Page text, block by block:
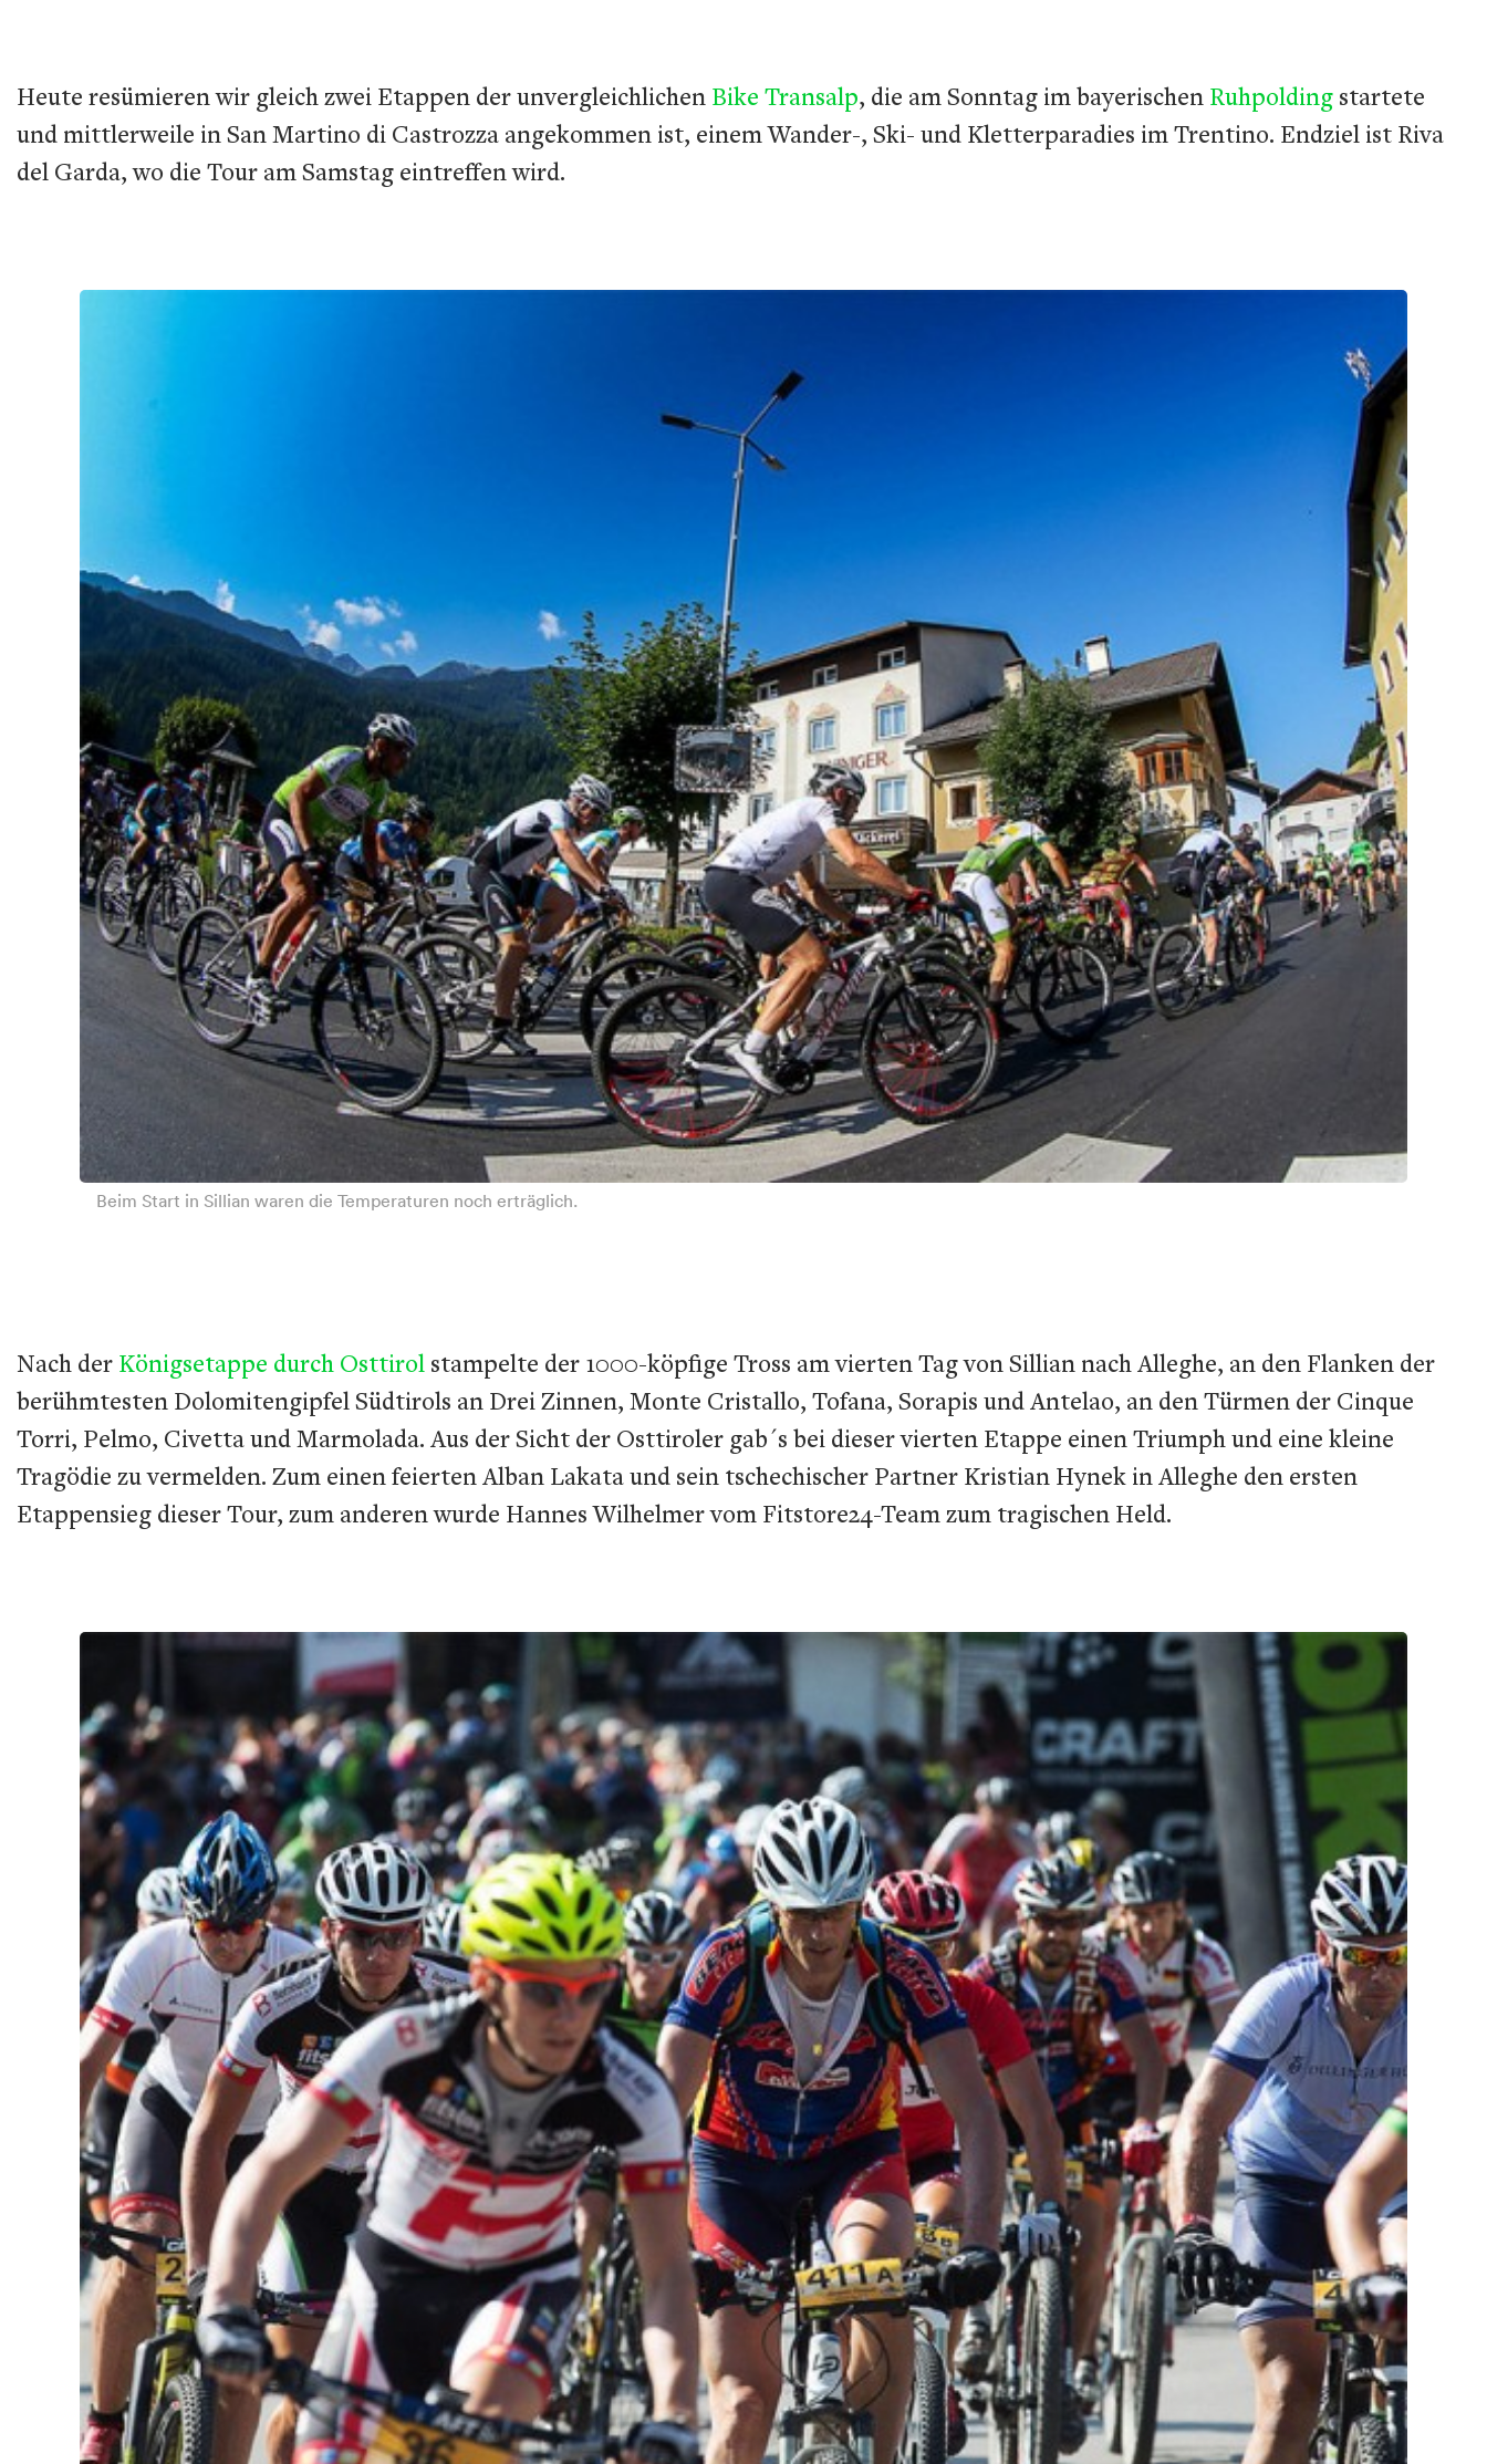
Heute resümieren wir gleich zwei Etappen der unvergleichlichen Bike Transalp, die am Sonntag im bayerischen Ruhpolding startete
und mittlerweile in San Martino di Castrozza angekommen ist, einem Wander-, Ski- und Kletterparadies im Trentino. Endziel ist Riva
del Garda, wo die Tour am Samstag eintreffen wird.
Beim Start in Sillian waren die Temperaturen noch erträglich.
Nach der Königsetappe durch Osttirol stampelte der 1000-köpfige Tross am vierten Tag von Sillian nach Alleghe, an den Flanken der
berühmtesten Dolomitengipfel Südtirols an Drei Zinnen, Monte Cristallo, Tofana, Sorapis und Antelao, an den Türmen der Cinque
Torri, Pelmo, Civetta und Marmolada. Aus der Sicht der Osttiroler gab´s bei dieser vierten Etappe einen Triumph und eine kleine
Tragödie zu vermelden. Zum einen feierten Alban Lakata und sein tschechischer Partner Kristian Hynek in Alleghe den ersten
Etappensieg dieser Tour, zum anderen wurde Hannes Wilhelmer vom Fitstore24-Team zum tragischen Held.